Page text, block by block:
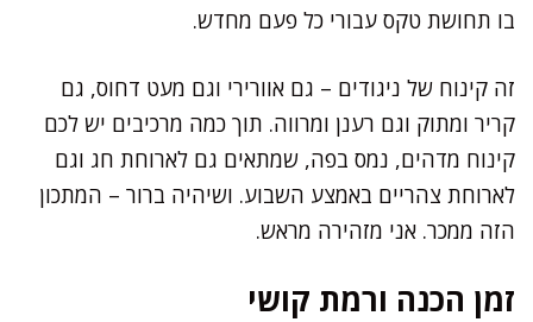
בו תחושת טקס עבורי כל פעם מחדש.
זה קינוח של ניגודים – גם אוורירי וגם מעט דחוס, גם
קריר ומתוק וגם רענן ומרווה. תוך כמה מרכיבים יש לכם
קינוח מדהים, נמס בפה, שמתאים גם לארוחת חג וגם
לארוחת צהריים באמצע השבוע. ושיהיה ברור – המתכון
הזה ממכר. אני מזהירה מראש.
זמן הכנה ורמת קושי